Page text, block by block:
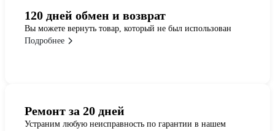
120 дней обмен и возврат
Вы можете вернуть товар, который не был использован
Подробнее
Ремонт за 20 дней
Устраним любую неисправность по гарантии в нашем